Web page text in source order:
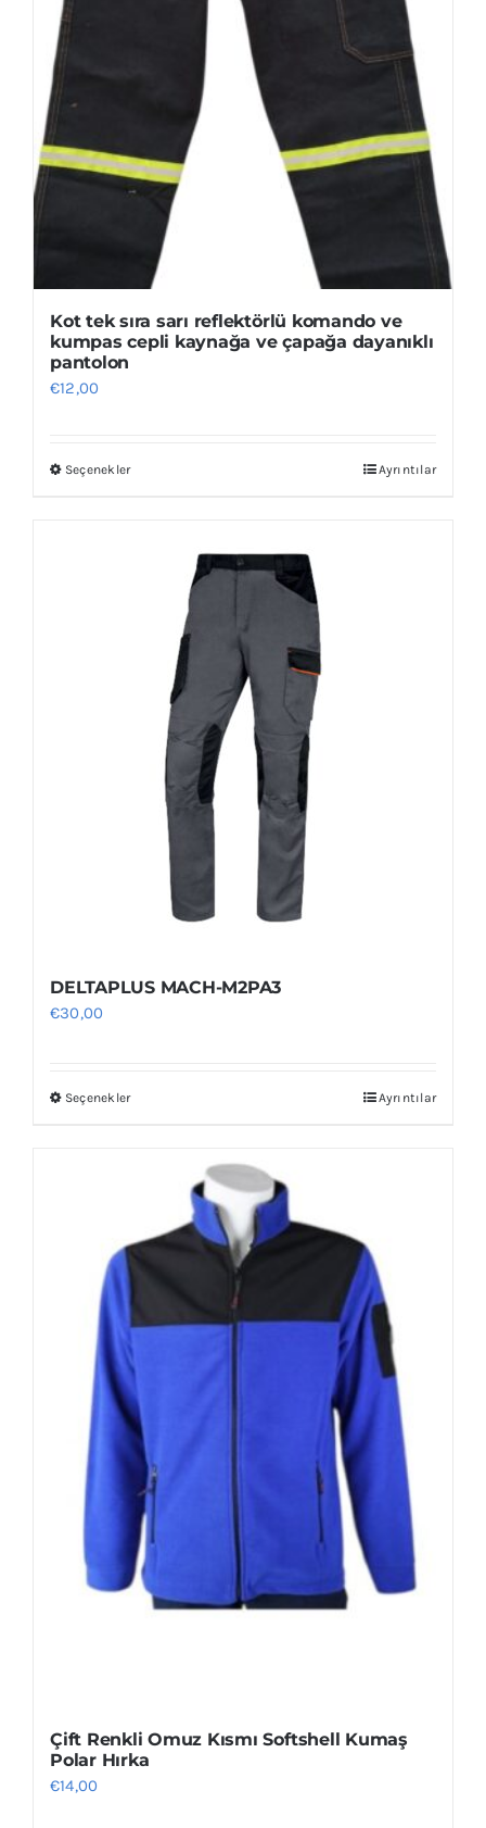
Kot tek sıra sarı reflektörlü komando ve
kumpas cepli kaynağa ve çapağa dayanıklı
pantolon
€12,00
SeçeneklerBu
varyasyonu
Seçenekler
sayfasından
seçilebilir
Ayrıntılar
DELTAPLUS MACH-M2PA3
€30,00
SeçeneklerBu
varyasyonu
Seçenekler
sayfasından
seçilebilir
Ayrıntılar
Çift Renkli Omuz Kısmı Softshell Kumaş
Polar Hırka
€14,00